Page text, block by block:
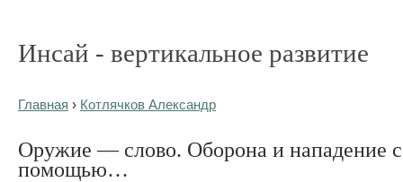
Инсай - вертикальное развитие
Главная › Котлячков Александр
Оружие — слово. Оборона и нападение с
помощью…